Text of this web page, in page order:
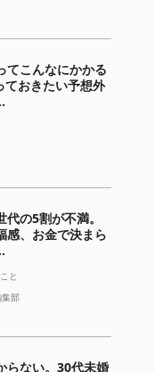
てこんなにかかる
おきたい予想外
代の5割が不満。
感、お金で決まら
と
部
らない。30代未婚